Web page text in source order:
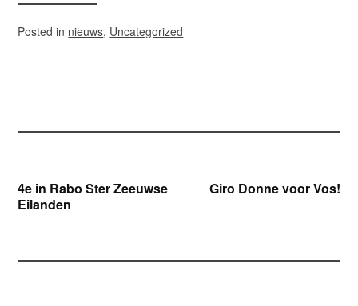
Posted in nieuws, Uncategorized
Bericht
navigatie
4e in Rabo Ster Zeeuwse
Eilanden
Giro Donne voor Vos!